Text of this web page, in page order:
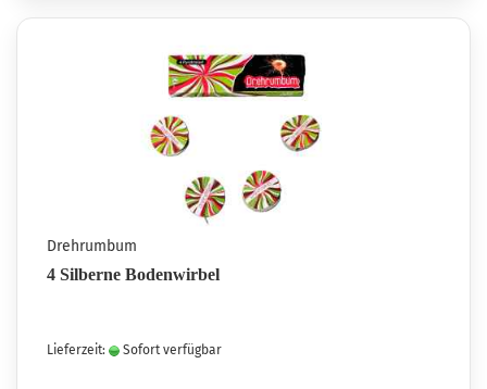
Drehrumbum
4 Silberne Bodenwirbel
Lieferzeit: Sofort verfügbar